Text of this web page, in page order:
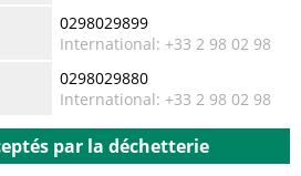
0298029899
International: +33 2 98 02 98
0298029880
International: +33 2 98 02 98
par la déchetterie